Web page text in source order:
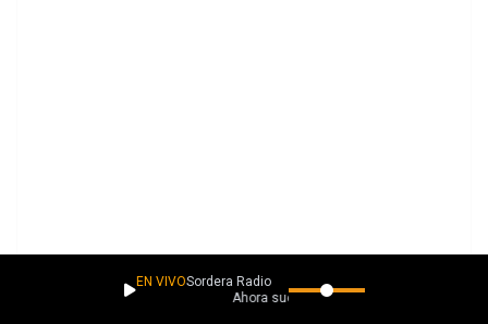
EN VIVOSordera Radio
Ahora suena